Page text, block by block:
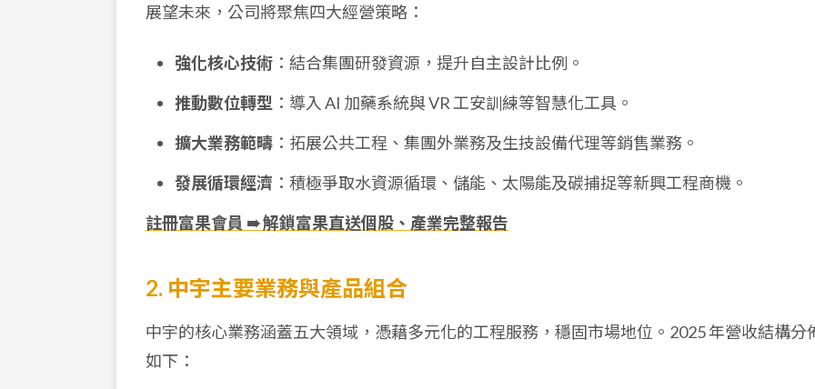
展望未來，公司將聚焦四大經營策略：
強化核心技術 ：結合集團研發資源，提升自主設計比例。
推動數位轉型 ：導入 AI 加藥系統與 VR 工安訓練等智慧化工具。
擴大業務範疇 ：拓展公共工程、集團外業務及生技設備代理等銷售業務。
發展循環經濟 ：積極爭取水資源循環、儲能、太陽能及碳捕捉等新興工程商機。
註冊富果會員 ➠ 解鎖富果直送個股、產業完整報告
2. 中宇主要業務與產品組合
中宇的核心業務涵蓋五大領域，憑藉多元化的工程服務，穩固市場地位。2025 年營收結構分
如下：